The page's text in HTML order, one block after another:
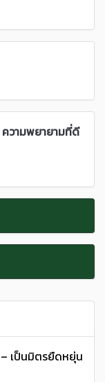
ความพยายามที่ดี
เป็นมิตรยืดหยุ่น